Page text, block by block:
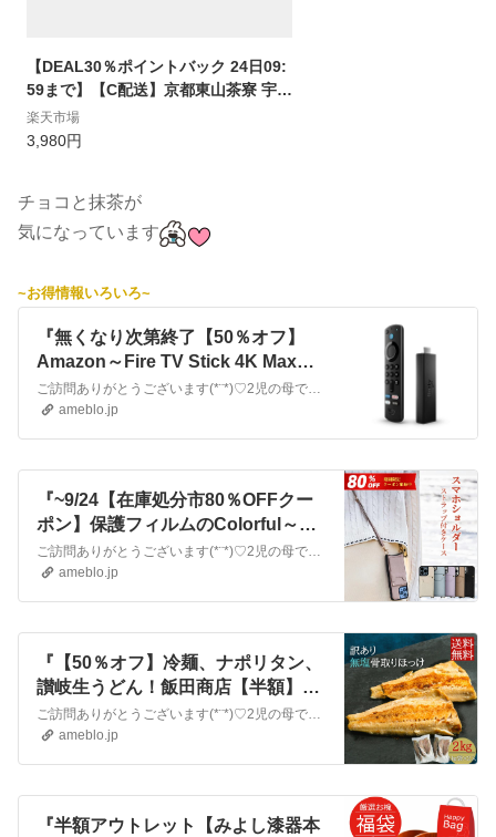
【DEAL30％ポイントバック 24日09:
59まで】【C配送】京都東山茶寮 宇治
抹茶モンブランロールケーキと宇治抹
茶冷やしぜんざいの詰め合わせ 和菓
舗 敬老 敬老の日 おかし おばあちゃん
感謝
楽天市場
3,980円
チョコと抹茶が
気になっています
~お得情報いろいろ~
『無くなり次第終了【50％オフ】
Amazon～Fire TV Stick 4K Max！
お勧め♡』
ameblo.jp
『~9/24【在庫処分市80％OFFクー
ポン】保護フィルムのColorful～ス
マホ商品がお買い得』
ameblo.jp
『【50％オフ】冷麺、ナポリタン、
讃岐生うどん！飯田商店【半額】さ
ば、ほっけ、あじ！おすすめです
♡』ameblo.jp
『半額アウトレット【みよし漆器本